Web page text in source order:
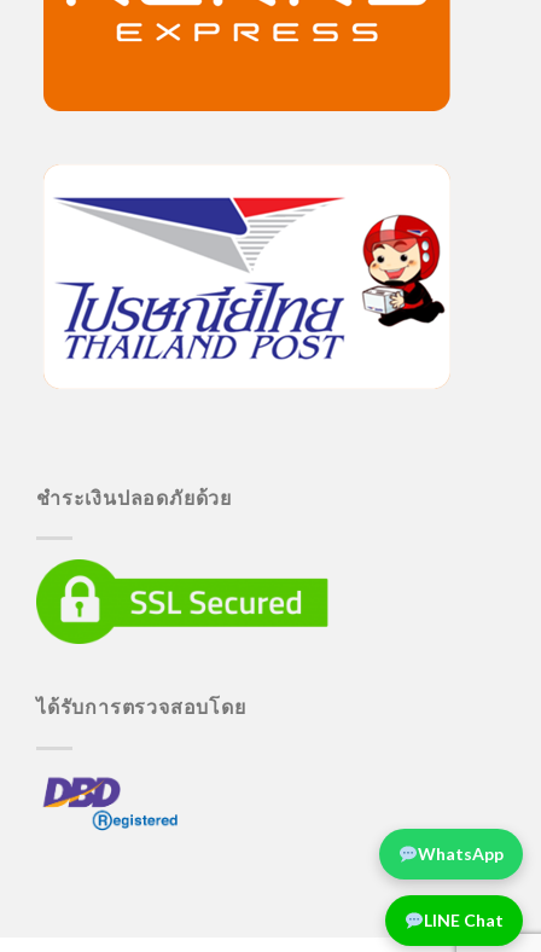
ชำระเงินปลอดภัยด้วย
ได้รับการตรวจสอบโดย
LINE Chat
WhatsApp